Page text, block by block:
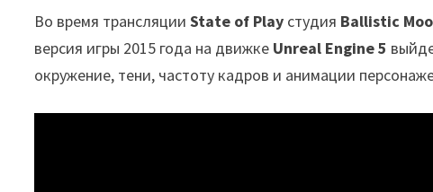
Во время трансляцииState of Play студия Ballistic
версия игры 2015 года на движке Unreal Engine 5
окружение, тени, частоту кадров и анимации